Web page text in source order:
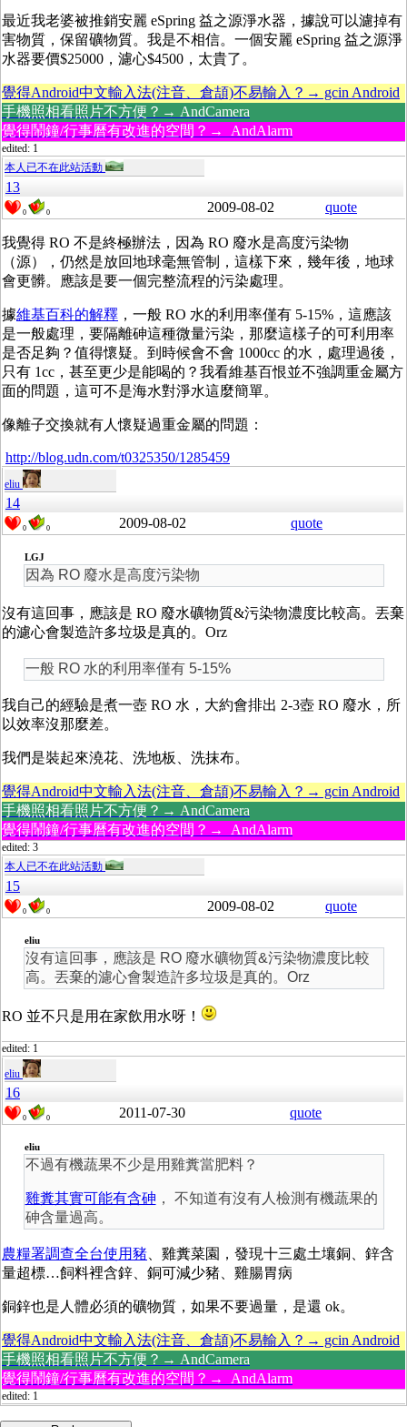
最近我老婆被推銷安麗 eSpring 益之源淨水器，據說可以濾掉有
害物質，保留礦物質。我是不相信。一個安麗 eSpring 益之源淨
水器要價$25000，濾心$4500，太貴了。
覺得Android中文輸入法(注音、倉頡)不易輸入？→ gcin Android
手機照相看照片不方便？→ AndCamera
覺得鬧鐘/行事曆有改進的空間？→ AndAlarm
edited: 1
本人已不在此站活動
13
0 0 2009-08-02 quote
我覺得 RO 不是終極辦法，因為 RO 廢水是高度污染物
（源），仍然是放回地球毫無管制，這樣下來，幾年後，地球
會更髒。應該是要一個完整流程的污染處理。
據維基百科的解釋 ，一般 RO 水的利用率僅有 5-15%，這應該
是一般處理，要隔離砷這種微量污染，那麼這樣子的可利用率
是否足夠？值得懷疑。到時候會不會 1000cc 的水，處理過後，
只有 1cc，甚至更少是能喝的？我看維基百恨並不強調重金屬方
面的問題，這可不是海水對淨水這麼簡單。
像離子交換就有人懷疑過重金屬的問題：
http://blog.udn.com/t0325350/1285459
eliu
14
0 0 2009-08-02 quote
LGJ
因為 RO 廢水是高度污染物
沒有這回事，應該是 RO 廢水礦物質&污染物濃度比較高。丟棄
的濾心會製造許多垃圾是真的。Orz
一般 RO 水的利用率僅有 5-15%
我自己的經驗是煮一壺 RO 水，大約會排出 2-3壺 RO 廢水，所
以效率沒那麼差。
我們是裝起來澆花、洗地板、洗抹布。
覺得Android中文輸入法(注音、倉頡)不易輸入？→ gcin Android
手機照相看照片不方便？→ AndCamera
覺得鬧鐘/行事曆有改進的空間？→ AndAlarm
edited: 3
本人已不在此站活動
15
0 0 2009-08-02 quote
eliu
沒有這回事，應該是 RO 廢水礦物質&污染物濃度比較
高。丟棄的濾心會製造許多垃圾是真的。Orz
RO 並不只是用在家飲用水呀！
edited: 1
eliu
16
0 0 2011-07-30 quote
eliu
不過有機蔬果不少是用雞糞當肥料？
雞糞其實可能有含砷 ， 不知道有沒有人檢測有機蔬果的
砷含量過高。
農糧署調查全台使用豬、雞糞菜園，發現十三處土壤銅、鋅含
量超標…飼料裡含鋅、銅可減少豬、雞腸胃病
銅鋅也是人體必須的礦物質，如果不要過量，是還 ok。
覺得Android中文輸入法(注音、倉頡)不易輸入？→ gcin Android
手機照相看照片不方便？→ AndCamera
覺得鬧鐘/行事曆有改進的空間？→ AndAlarm
edited: 1